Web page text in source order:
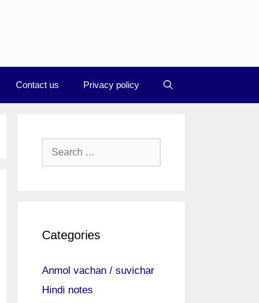
Contact us Privacy policy
Search
Categories
Anmol vachan / suvichar
Hindi notes